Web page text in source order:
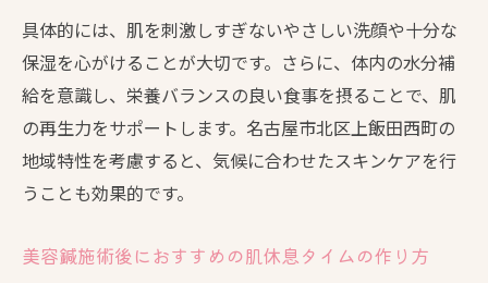
具体的には、肌を刺激しすぎないやさしい洗顔や十分な
保湿を心がけることが大切です。さらに、体内の水分補
給を意識し、栄養バランスの良い食事を摂ることで、肌
の再生力をサポートします。名古屋市北区上飯田西町の
地域特性を考慮すると、気候に合わせたスキンケアを行
うことも効果的です。
美容鍼施術後におすすめの肌休息タイムの作り方